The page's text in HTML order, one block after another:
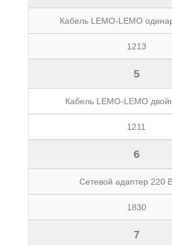
Кабель LEMO-LEMO
1213
5
Кабель LEMO-LEMO
1211
6
Сетевой адаптер 220
1830
7